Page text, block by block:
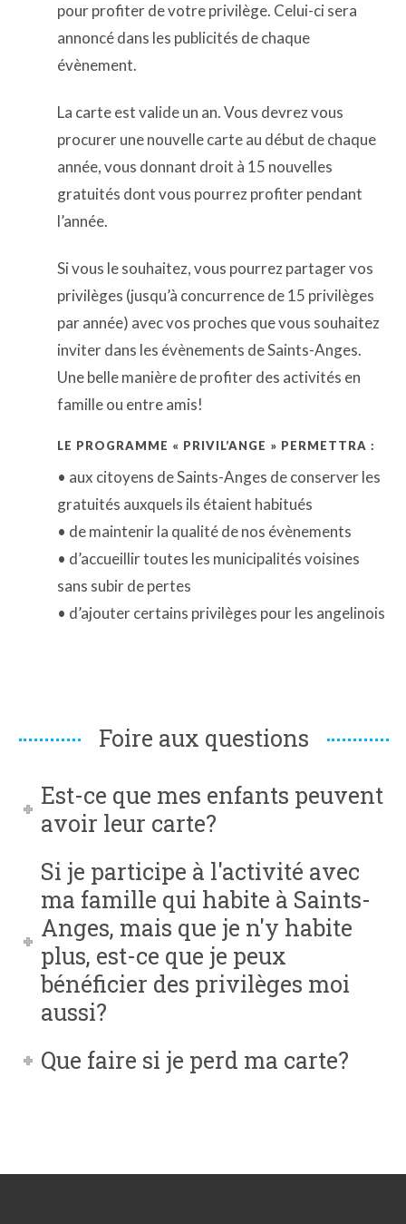
pour profiter de votre privilège. Celui-ci sera
annoncé dans les publicités de chaque
évènement.
La carte est valide un an. Vous devrez vous
procurer une nouvelle carte au début de chaque
année, vous donnant droit à 15 nouvelles
gratuités dont vous pourrez profiter pendant
l’année.
Si vous le souhaitez, vous pourrez partager vos
privilèges (jusqu’à concurrence de 15 privilèges
par année) avec vos proches que vous souhaitez
inviter dans les évènements de Saints-Anges.
Une belle manière de profiter des activités en
famille ou entre amis!
LE PROGRAMME « PRIVIL’ANGE » PERMETTRA :
• aux citoyens de Saints-Anges de conserver les
gratuités auxquels ils étaient habitués
• de maintenir la qualité de nos évènements
• d’accueillir toutes les municipalités voisines
sans subir de pertes
• d’ajouter certains privilèges pour les angelinois
Foire aux questions
Est-ce que mes enfants peuvent
avoir leur carte?
Si je participe à l'activité avec
ma famille qui habite à Saints-
Anges, mais que je n'y habite
plus, est-ce que je peux
bénéficier des privilèges moi
aussi?
Que faire si je perd ma carte?